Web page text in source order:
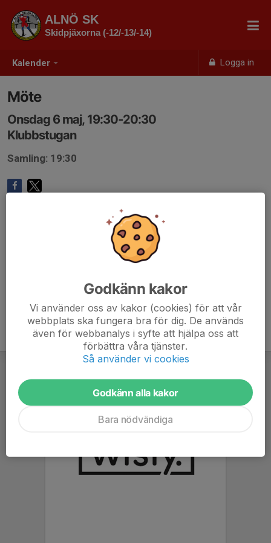
Kalender Logga in
ALNÖ SK
Skidpjäxorna (-12/-13/-14)
Möte
Onsdag 6 maj, 19:30-20:30
Klubbstugan
Samling: 19:30
Godkänn kakor
Vi använder oss av kakor (cookies) för att vår
webbplats ska fungera bra för dig. De används
även för webbanalys i syfte att hjälpa oss att
förbättra våra tjänster.
Så använder vi cookies
Godkänn alla kakor
Bara nödvändiga